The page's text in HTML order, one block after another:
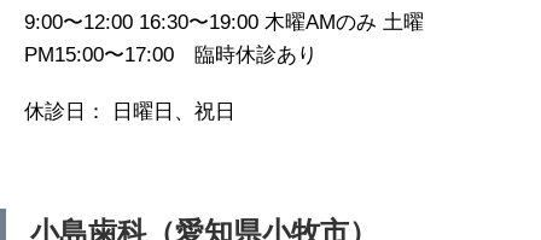
9:00〜12:00 16:30〜19:00 木曜AMのみ 土曜
PM15:00〜17:00 臨時休診あり
休診日： 日曜日、祝日
小島歯科（愛知県小牧市）